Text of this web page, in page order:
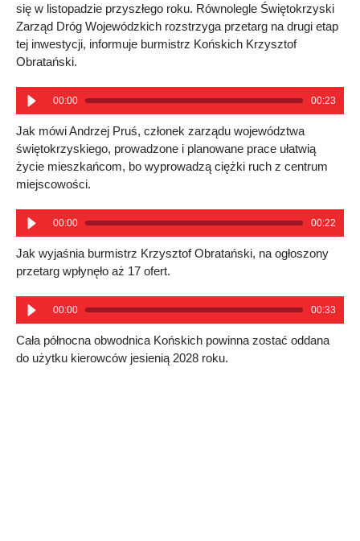
się w listopadzie przyszłego roku. Równolegle Świętokrzyski
Zarząd Dróg Wojewódzkich rozstrzyga przetarg na drugi etap
tej inwestycji, informuje burmistrz Końskich Krzysztof
Obratański.
00:00 00:23
Jak mówi Andrzej Pruś, członek zarządu województwa
świętokrzyskiego, prowadzone i planowane prace ułatwią
życie mieszkańcom, bo wyprowadzą ciężki ruch z centrum
miejscowości.
00:00 00:22
Jak wyjaśnia burmistrz Krzysztof Obratański, na ogłoszony
przetarg wpłynęło aż 17 ofert.
00:00 00:33
Cała północna obwodnica Końskich powinna zostać oddana
do użytku kierowców jesienią 2028 roku.